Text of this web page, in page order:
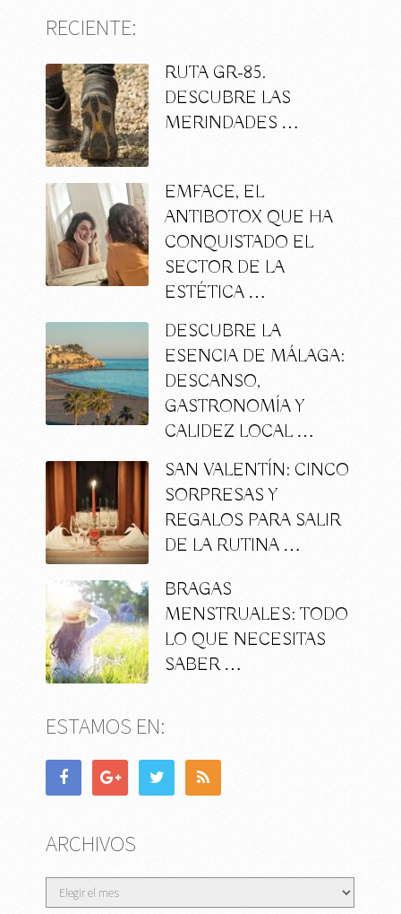
RECIENTE:
RUTA GR-85.
DESCUBRE LAS
MERINDADES …
EMFACE, EL
ANTIBOTOX QUE HA
CONQUISTADO EL
SECTOR DE LA
ESTÉTICA …
DESCUBRE LA
ESENCIA DE MÁLAGA:
DESCANSO,
GASTRONOMÍA Y
CALIDEZ LOCAL …
SAN VALENTÍN: CINCO
SORPRESAS Y
REGALOS PARA SALIR
DE LA RUTINA …
BRAGAS
MENSTRUALES: TODO
LO QUE NECESITAS
SABER …
ESTAMOS EN:
ARCHIVOS
Archivos